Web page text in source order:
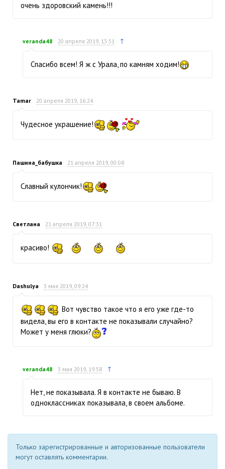
очень здоровский камень!!!
veranda48 20 апреля 2019, 13:51 ↑
Спасибо всем! Я ж с Урала, по камням ходим!
Tamar 20 апреля 2019, 16:24
Чудесное украшение!
Пашина_бабушка 21 апреля 2019, 00:08
Славный кулончик!
Светлана 21 апреля 2019, 07:31
красиво!
Dashulya 3 мая 2019, 09:24
Вот чувство такое что я его уже где-то
видела, вы его в контакте не показывали случайно?
Может у меня глюки?
veranda48 3 мая 2019, 19:58 ↑
Нет, не показывала. Я в контакте не бываю. В
одноклассниках показывала, в своем альбоме.
Только зарегистрированные и авторизованные пользователи
могут оставлять комментарии.